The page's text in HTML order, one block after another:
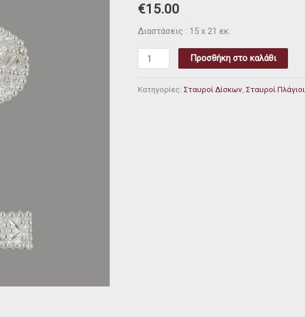
€15.00
Διαστάσεις : 15 x 21 εκ.
Προσθήκη στο καλάθι
Κατηγορίες: Σταυροί Δίσκων Σταυροί Πλάγιοι